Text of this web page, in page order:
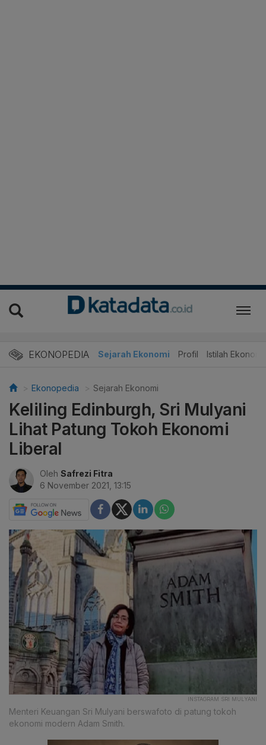
EKONOPEDIA Sejarah Ekonomi Profil Istilah Ekonomi
Ekonopedia Sejarah Ekonomi
Keliling Edinburgh, Sri Mulyani
Lihat Patung Tokoh Ekonomi
Liberal
Oleh Safrezi Fitra
6 November 2021, 13:15
INSTAGRAM SRI MULYANI
Menteri Keuangan Sri Mulyani berswafoto di patung tokoh
ekonomi modern Adam Smith.